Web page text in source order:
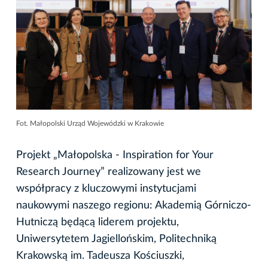
Fot. Małopolski Urząd Wojewódzki w Krakowie
Projekt „Małopolska - Inspiration for Your
Research Journey” realizowany jest we
współpracy z kluczowymi instytucjami
naukowymi naszego regionu: Akademią Górniczo-
Hutniczą będącą liderem projektu,
Uniwersytetem Jagiellońskim, Politechniką
Krakowską im. Tadeusza Kościuszki,